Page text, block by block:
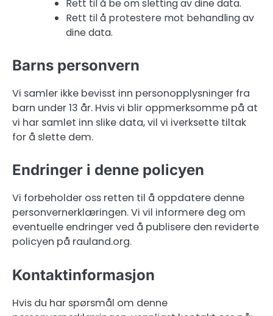
Rett til å be om sletting av dine data.
Rett til å protestere mot behandling av
dine data.
Barns personvern
Vi samler ikke bevisst inn personopplysninger fra
barn under 13 år. Hvis vi blir oppmerksomme på at
vi har samlet inn slike data, vil vi iverksette tiltak
for å slette dem.
Endringer i denne policyen
Vi forbeholder oss retten til å oppdatere denne
personvernerklæringen. Vi vil informere deg om
eventuelle endringer ved å publisere den reviderte
policyen på rauland.org.
Kontaktinformasjon
Hvis du har spørsmål om denne